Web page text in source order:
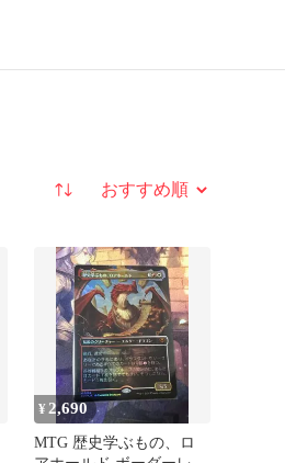
並び替え
¥ 2,690
MTG 歴史学ぶもの、ロ